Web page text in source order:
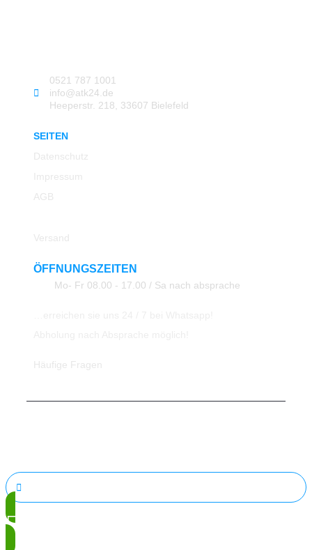
0521 787 1001
info@atk24.de
Heeperstr. 218, 33607 Bielefeld
SEITEN
Datenschutz
Impressum
AGB
Versand
ÖFFNUNGSZEITEN
Mo- Fr 08.00 - 17.00 / Sa nach absprache
Häufige Fragen